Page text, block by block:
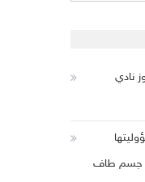
نادي
جسم طاف